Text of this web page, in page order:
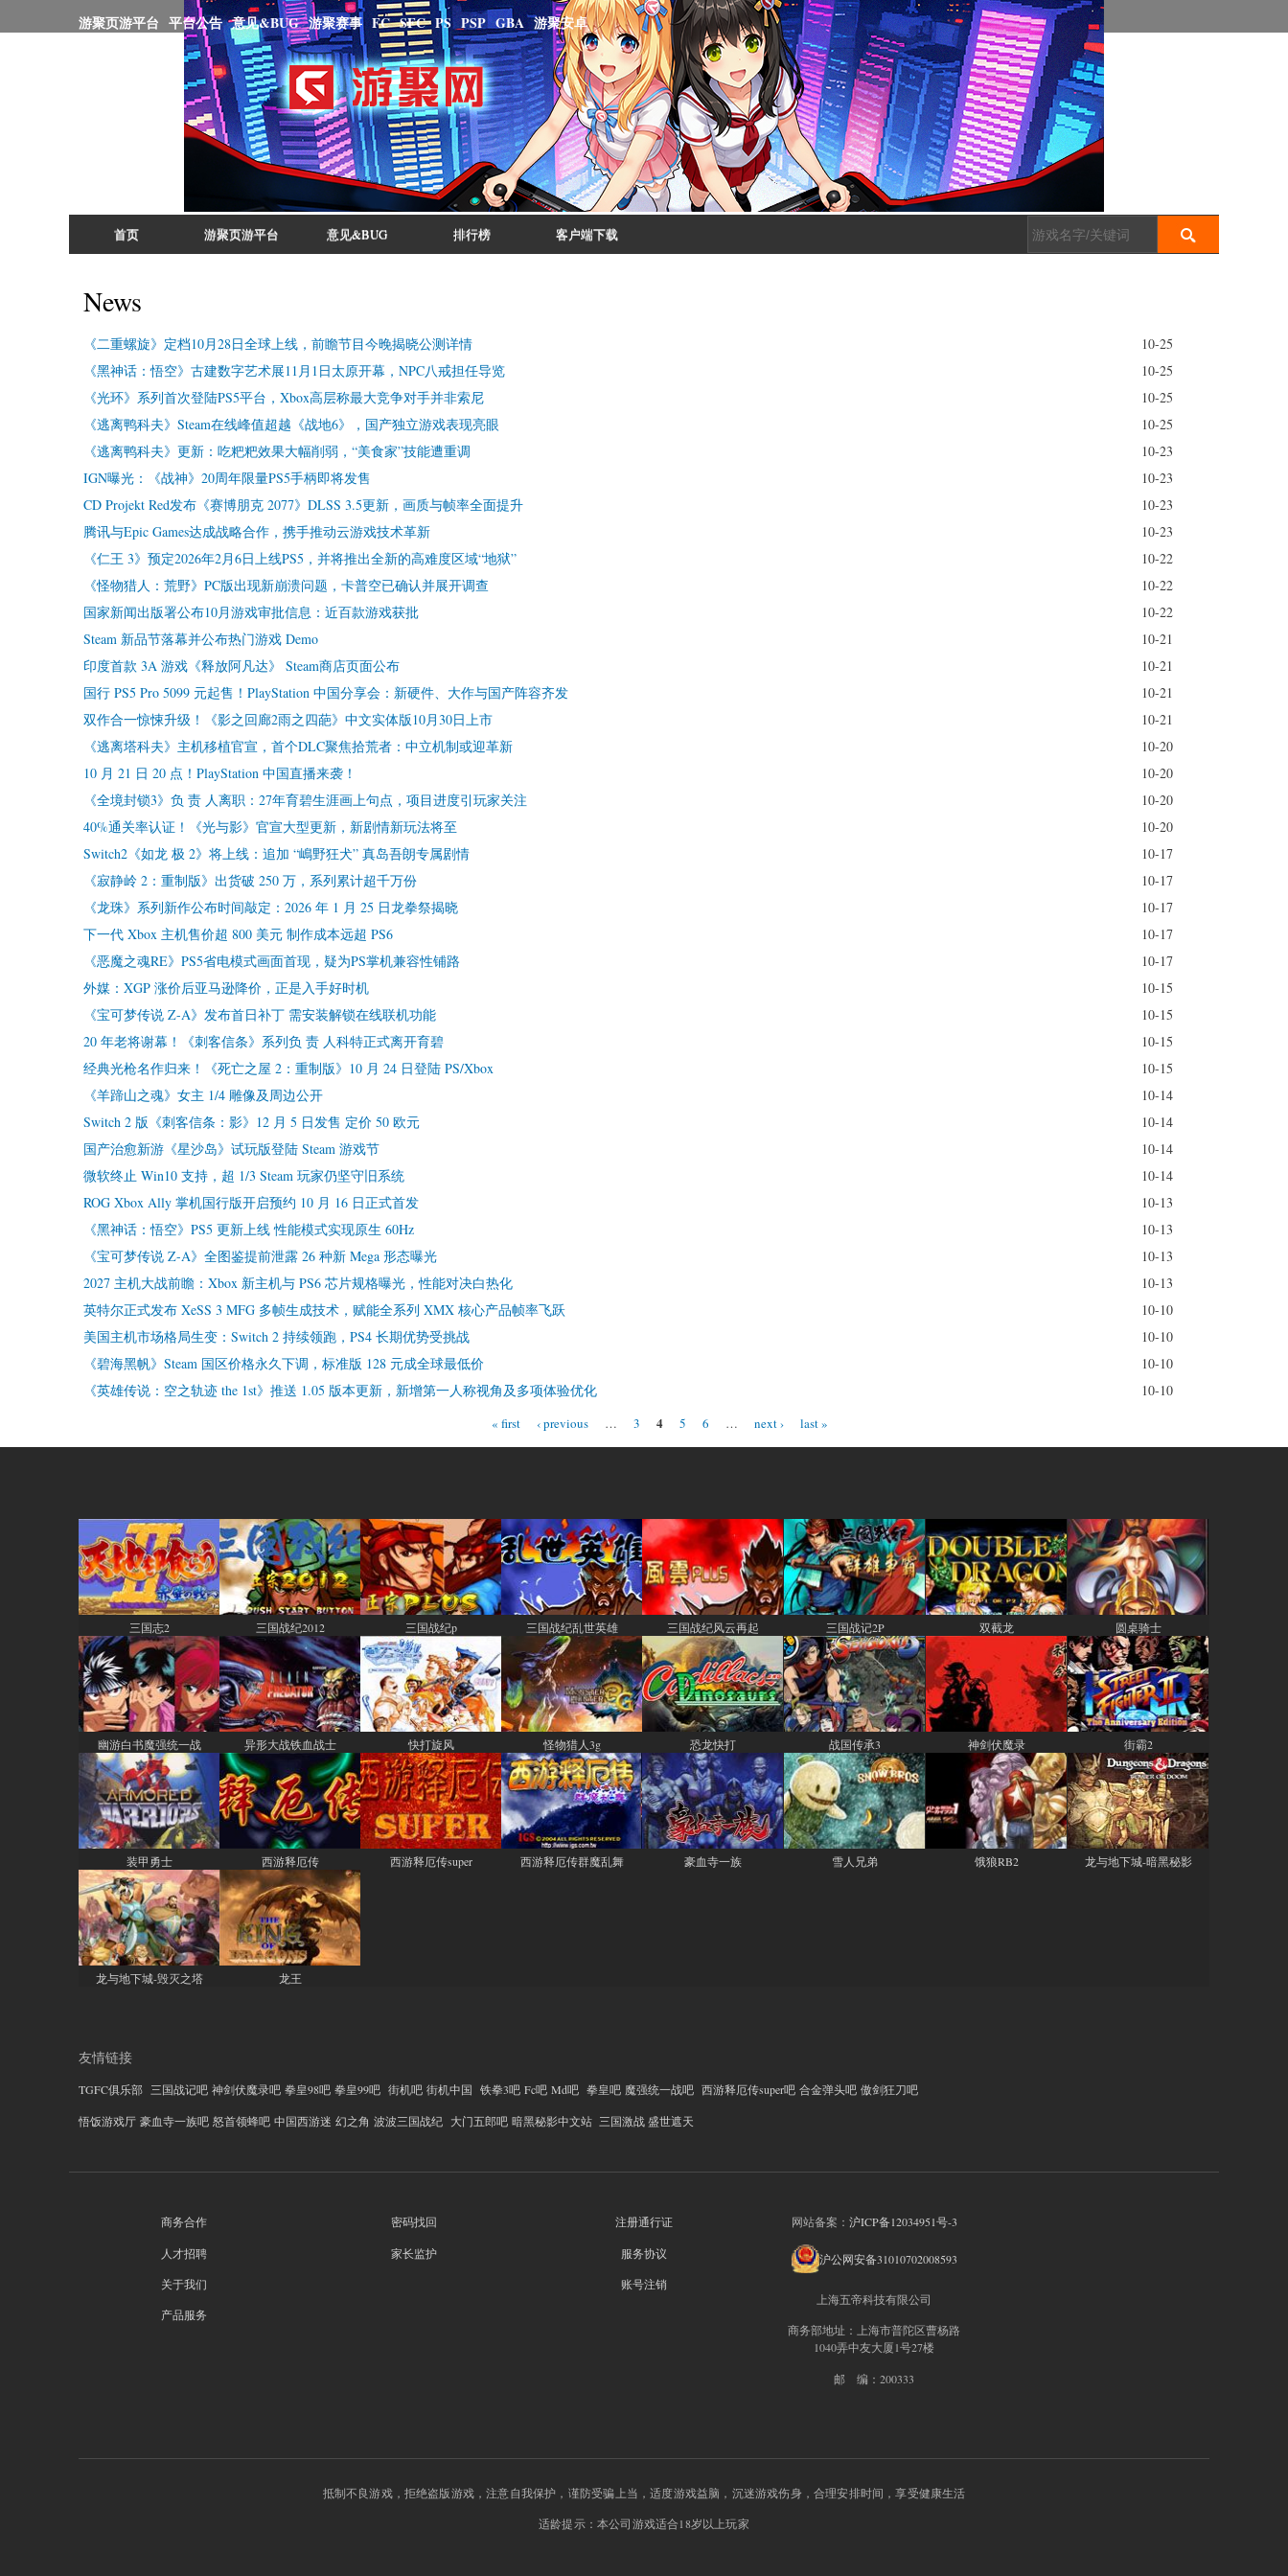
Skip to
main
content
游聚页游平台 平台公告 意见&BUG 游聚赛事 FC SFC PS PSP GBA 游聚安卓
Main menu
首页 游聚页游平台 意见&BUG 排行榜 客户端下载 Search form
News
《二重螺旋》定档10月28日全球上线，前瞻节目今晚揭晓公测详情
10-25
《黑神话：悟空》古建数字艺术展11月1日太原开幕，NPC八戒担任导览
10-25
《光环》系列首次登陆PS5平台，Xbox高层称最大竞争对手并非索尼
10-25
《逃离鸭科夫》Steam在线峰值超越《战地6》，国产独立游戏表现亮眼
10-25
《逃离鸭科夫》更新：吃粑粑效果大幅削弱，“美食家”技能遭重调
10-23
IGN曝光：《战神》20周年限量PS5手柄即将发售
10-23
CD Projekt Red发布《赛博朋克 2077》DLSS 3.5更新，画质与帧率全面提升
10-23
腾讯与Epic Games达成战略合作，携手推动云游戏技术革新
10-23
《仁王 3》预定2026年2月6日上线PS5，并将推出全新的高难度区域“地狱”
10-22
《怪物猎人：荒野》PC版出现新崩溃问题，卡普空已确认并展开调查
10-22
国家新闻出版署公布10月游戏审批信息：近百款游戏获批
10-22
Steam 新品节落幕并公布热门游戏 Demo
10-21
印度首款 3A 游戏《释放阿凡达》 Steam商店页面公布
10-21
国行 PS5 Pro 5099 元起售！PlayStation 中国分享会：新硬件、大作与国产阵容齐发
10-21
双作合一惊悚升级！《影之回廊2雨之四葩》中文实体版10月30日上市
10-21
《逃离塔科夫》主机移植官宣，首个DLC聚焦拾荒者：中立机制或迎革新
10-20
10 月 21 日 20 点！PlayStation 中国直播来袭！
10-20
《全境封锁3》负 责 人离职：27年育碧生涯画上句点，项目进度引玩家关注
10-20
40%通关率认证！《光与影》官宣大型更新，新剧情新玩法将至
10-20
Switch2《如龙 极 2》将上线：追加 “嶋野狂犬” 真岛吾朗专属剧情
10-17
《寂静岭 2：重制版》出货破 250 万，系列累计超千万份
10-17
《龙珠》系列新作公布时间敲定：2026 年 1 月 25 日龙拳祭揭晓
10-17
下一代 Xbox 主机售价超 800 美元 制作成本远超 PS6
10-17
《恶魔之魂RE》PS5省电模式画面首现，疑为PS掌机兼容性铺路
10-17
外媒：XGP 涨价后亚马逊降价，正是入手好时机
10-15
《宝可梦传说 Z-A》发布首日补丁 需安装解锁在线联机功能
10-15
20 年老将谢幕！《刺客信条》系列负 责 人科特正式离开育碧
10-15
经典光枪名作归来！《死亡之屋 2：重制版》10 月 24 日登陆 PS/Xbox
10-15
《羊蹄山之魂》女主 1/4 雕像及周边公开
10-14
Switch 2 版《刺客信条：影》12 月 5 日发售 定价 50 欧元
10-14
国产治愈新游《星沙岛》试玩版登陆 Steam 游戏节
10-14
微软终止 Win10 支持，超 1/3 Steam 玩家仍坚守旧系统
10-14
ROG Xbox Ally 掌机国行版开启预约 10 月 16 日正式首发
10-13
《黑神话：悟空》PS5 更新上线 性能模式实现原生 60Hz
10-13
《宝可梦传说 Z-A》全图鉴提前泄露 26 种新 Mega 形态曝光
10-13
2027 主机大战前瞻：Xbox 新主机与 PS6 芯片规格曝光，性能对决白热化
10-13
英特尔正式发布 XeSS 3 MFG 多帧生成技术，赋能全系列 XMX 核心产品帧率飞跃
10-10
美国主机市场格局生变：Switch 2 持续领跑，PS4 长期优势受挑战
10-10
《碧海黑帆》Steam 国区价格永久下调，标准版 128 元成全球最低价
10-10
《英雄传说：空之轨迹 the 1st》推送 1.05 版本更新，新增第一人称视角及多项体验优化
10-10
« first ‹ previous … 3 4 5 6 … next › last »
三国志2 三国战纪2012 三国战纪p 三国战纪乱世英雄 三国战纪风云再起 三国战记2P 双截龙 圆桌骑士
幽游白书魔强统一战 异形大战铁血战士 快打旋风 怪物猎人3g 恐龙快打 战国传承3 神剑伏魔录 街霸2
装甲勇士 西游释厄传 西游释厄传super 西游释厄传群魔乱舞 豪血寺一族 雪人兄弟 饿狼RB2 龙与地下城-暗黑秘影
龙与地下城-毁灭之塔 龙王
友情链接
TGFC俱乐部 三国战记吧 神剑伏魔录吧 拳皇98吧 拳皇99吧 街机吧 街机中国 铁拳3吧 Fc吧 Md吧 拳皇吧 魔强统一战吧 西游释厄传super吧 合金弹头吧 傲剑狂刀吧
悟饭游戏厅 豪血寺一族吧 怒首领蜂吧 中国西游迷 幻之角 波波三国战纪 大门五郎吧 暗黑秘影中文站 三国激战盛世遮天
商务合作
人才招聘
关于我们
产品服务
密码找回
家长监护
注册通行证
服务协议
账号注销
网站备案： 沪ICP备12034951号-3
沪公网安备31010702008593
上海五帝科技有限公司
商务部地址：上海市普陀区曹杨路
1040弄中友大厦1号27楼
邮 编：200333
抵制不良游戏，拒绝盗版游戏，注意自我保护，谨防受骗上当，适度游戏益脑，沉迷游戏伤身，合理安排时间，享受健康生活
适龄提示：本公司游戏适合18岁以上玩家